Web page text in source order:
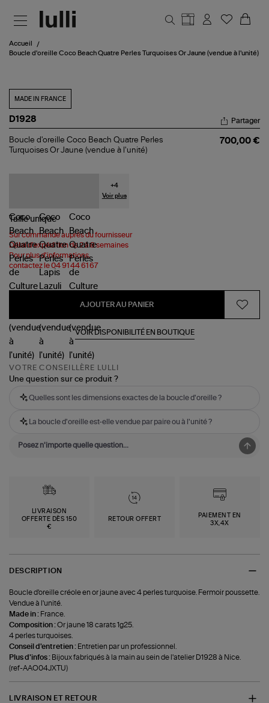
Accueil
Boucle d'oreille Coco Beach Quatre Perles Turquoises Or Jaune (vendue à l'unité)
MADE IN FRANCE
D1928
Boucle
d'oreille
Coco
Jaune
(vendue
à
l'unité)
Partager
Boucle d'oreille Coco Beach Quatre Perles
Turquoises Or Jaune (vendue à l'unité)
700,00 €
+4
Voir plus
Tailleunique
Sur commande auprès du fournisseur
Délai d'expédition de 2 à 8 semaines
Pour plus d'informations,
contactez le 04 91 44 61 67
AJOUTER AU PANIER
VOIR DISPONIBILITÉ EN BOUTIQUE
VOTRE CONSEILLÈRE LULLI
Une question sur ce produit ?
Quelles sont les dimensions exactes de la boucle d'oreille ?
La boucle d'oreille est-elle vendue par paire ou à l'unité ?
LIVRAISON
OFFERTE DÈS 150
€
RETOUR OFFERT
PAIEMENT EN
3X,4X
DESCRIPTION
Boucle d'oreille créole en or jaune avec 4 perles turquoise. Fermoir poussette.
Vendue à l'unité.
Made in : France.
Composition :Or jaune 18 carats 1g25.
4 perles turquoises.
Conseil d'entretien : Entretien par un professionnel.
Plus d'infos : Bijoux fabriqués à la main au sein de l'atelier D1928 à Nice.
(ref-AAO04JXTU)
LIVRAISON ET RETOUR